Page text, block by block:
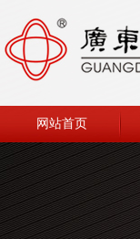
网站首页